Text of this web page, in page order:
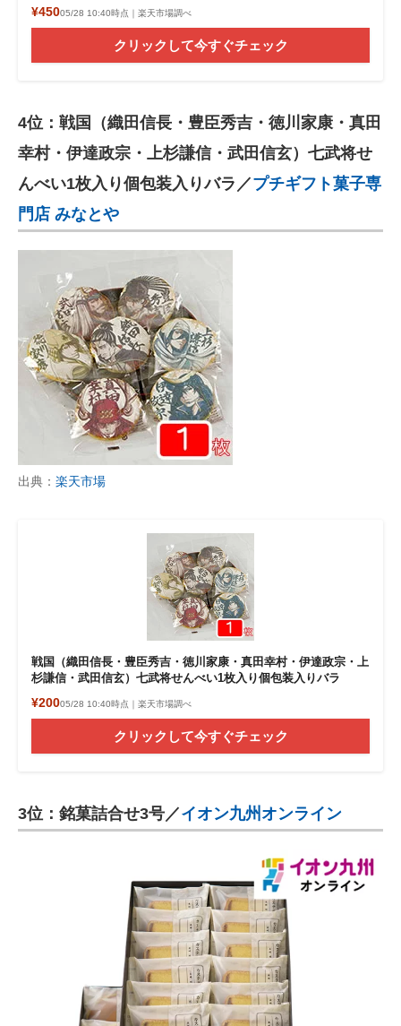
¥45005/28 10:40時点｜楽天市場調べ
クリックして今すぐチェック
4位：戦国（織田信長・豊臣秀吉・徳川家康・真田
幸村・伊達政宗・上杉謙信・武田信玄）七武将せ
んべい1枚入り個包装入りバラ／プチギフト菓子専
門店 みなとや
出典： 楽天市場
戦国（織田信長・豊臣秀吉・徳川家康・真田幸村・伊達政宗・上
杉謙信・武田信玄）七武将せんべい1枚入り個包装入りバラ
¥20005/28 10:40時点｜楽天市場調べ
クリックして今すぐチェック
3位：銘菓詰合せ3号／イオン九州オンライン